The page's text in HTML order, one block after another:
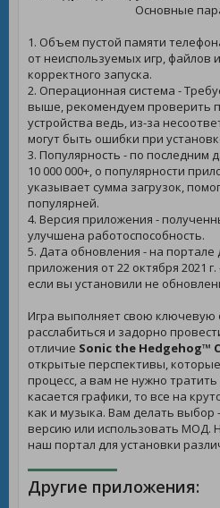
Основные
1. Объем пустой памяти
от неиспользуемых игр, файлов
корректного запуска.
2. Операционная система -
выше, рекомендуем проверить
устройства ведь, из-за
могут быть ошибки при
3. Популярность - по последним
10 000 000+, о популярности
указывает сумма загрузок,
популярней.
4. Версия приложения -
улучшена работоспособность.
5. Дата обновления - на портале
приложения от 22 октября 2021
если вы установили не
Игра выполняет свою ключевую
расслабиться и задорно
отличие Sonic the Hedgehog™
открытые перспективы,
процесс, а вам не нужно
касается графики, то все на
как и музыка. Вам делать выбор
версию или использовать МОД.
наш портал для установки
Другие приложения: